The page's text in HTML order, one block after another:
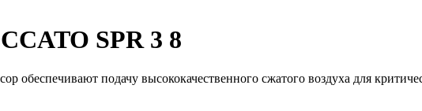
SPR 3 8
обеспечивают подачу высококачественного сжатого воздуха для